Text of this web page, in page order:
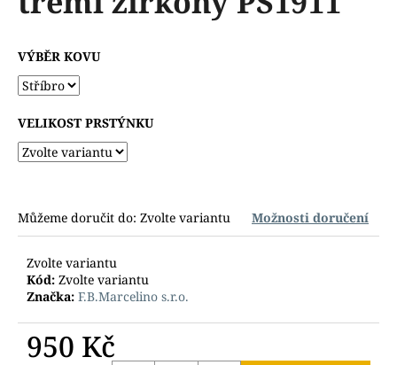
z
VÝBĚR KOVU
VELIKOST PRSTÝNKU
Můžeme doručit do: Zvolte variantu Možnosti doručení
Zvolte variantu
Kód: Zvolte variantu
Značka: F.B.Marcelino s.r.o.
950 Kč
e
m
e